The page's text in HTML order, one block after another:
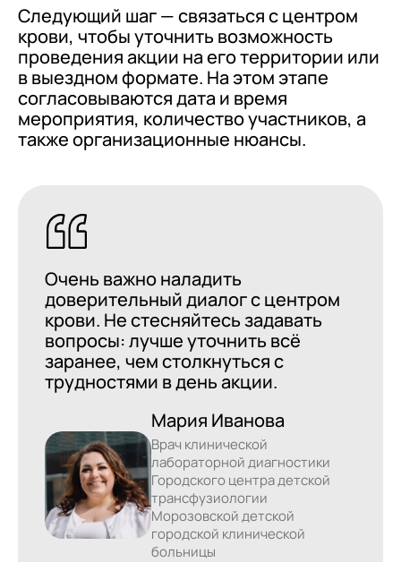
Следующий шаг — связаться с центром
крови, чтобы уточнить возможность
проведения акции на его территории или
в выездном формате. На этом этапе
согласовываются дата и время
мероприятия, количество участников, а
также организационные нюансы.
Очень важно наладить
доверительный диалог с центром
крови. Не стесняйтесь задавать
вопросы: лучше уточнить всё
заранее, чем столкнуться с
трудностями в день акции.
Мария Иванова
Врач клинической
лабораторной диагностики
Городского центра детской
трансфузиологии
Морозовской детской
городской клинической
больницы